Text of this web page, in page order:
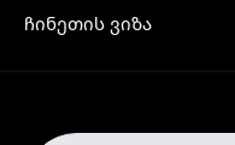
ჩინეთის ვიზა
ჩრდილოეთ